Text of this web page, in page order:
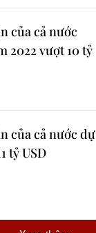
của cả nước
2022 vượt 10 tỷ
của cả nước dự
tỷ USD